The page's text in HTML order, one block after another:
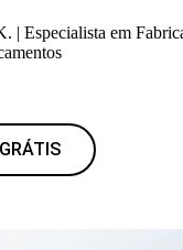
| Especialista em